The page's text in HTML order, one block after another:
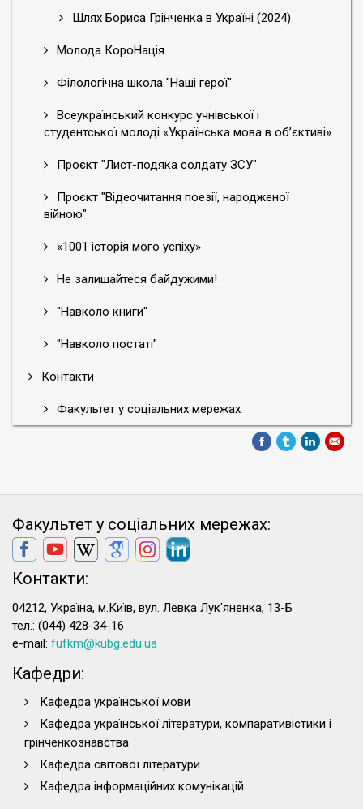
Шлях Бориса Грінченка в Україні (2024)
Молода КороНація
Філологічна школа "Наші герої"
Всеукраїнський конкурс учнівської і
студентської молоді «Українська мова в об’єктиві»
Проєкт "Лист-подяка солдату ЗСУ"
Проєкт "Відеочитання поезії, народженої
війною"
«1001 історія мого успіху»
Не залишайтеся байдужими!
"Навколо книги"
"Навколо постаті"
Контакти
Факультет у соціальних мережах
Факультет у соціальних мережах:
Контакти:
04212, Україна, м.Київ, вул. Левка Лук'яненка, 13-Б
тел.: (044) 428-34-16
e-mail: fufkm@kubg.edu.ua
Кафедри:
Кафедра української мови
Кафедра української літератури, компаративістики і
грінченкознавства
Кафедра світової літератури
Кафедра інформаційних комунікацій